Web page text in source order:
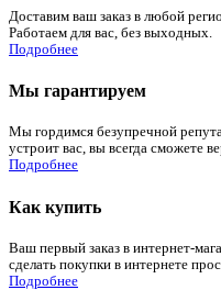
Доставим ваш заказ в любой
Работаем для вас, без выходных.
Подробнее
Мы гарантируем
Мы гордимся безупречной
устроит вас, вы всегда сможете
Подробнее
Как купить
Ваш первый заказ в интернет-
сделать покупки в интернете
Подробнее